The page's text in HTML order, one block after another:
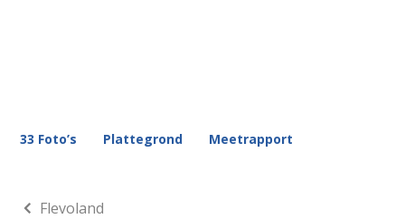
33 Foto’s Plattegrond Meetrapport
Flevoland